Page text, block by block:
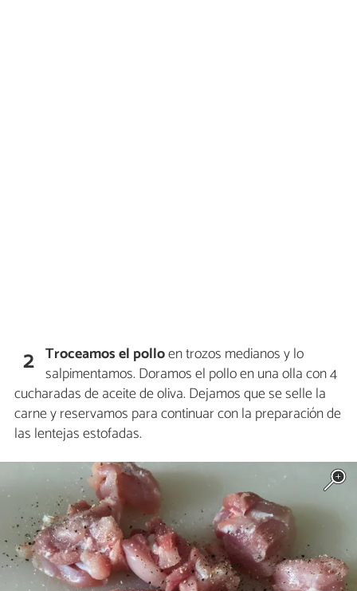
2 Troceamos el polloen trozos medianos y lo
salpimentamos. Doramos el pollo en una olla con 4
cucharadas de aceite de oliva. Dejamos que se selle la
carne y reservamos para continuar con la preparación de
las lentejas estofadas.